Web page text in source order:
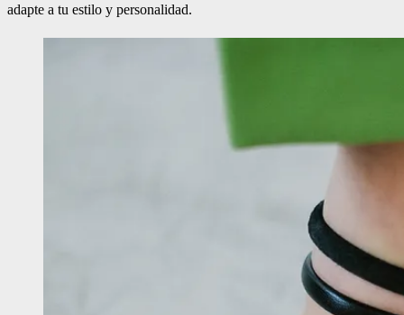
adapte a tu estilo y personalidad.